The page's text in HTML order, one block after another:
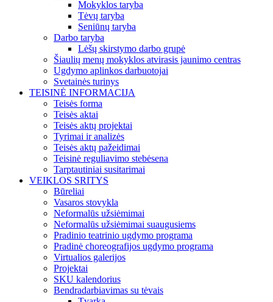
Mokyklos taryba
Tėvų taryba
Seniūnų taryba
Darbo taryba
Lėšų skirstymo darbo grupė
Šiaulių menų mokyklos atvirasis jaunimo centras
Ugdymo aplinkos darbuotojai
Svetainės turinys
TEISINĖ INFORMACIJA
Teisės forma
Teisės aktai
Teisės aktų projektai
Tyrimai ir analizės
Teisės aktų pažeidimai
Teisinė reguliavimo stebėsena
Tarptautiniai susitarimai
VEIKLOS SRITYS
Būreliai
Vasaros stovykla
Neformalūs užsiėmimai
Neformalūs užsiėmimai suaugusiems
Pradinio teatrinio ugdymo programa
Pradinė choreografijos ugdymo programa
Virtualios galerijos
Projektai
SKU kalendorius
Bendradarbiavimas su tėvais